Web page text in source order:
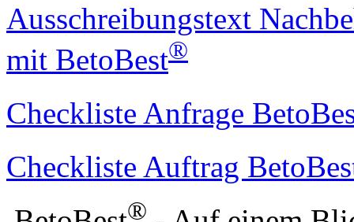
Ausschreibungstext
mit BetoBest®
Checkliste Anfrage
Checkliste Auftrag
®